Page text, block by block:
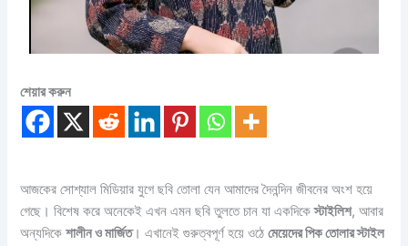
শেয়ার করুন
আজকের সোশ্যাল মিডিয়ার যুগে ছবি তোলা যেন আমাদের দৈনন্দিন জীবনের অংশ হয়ে
গেছে। বিশেষ করে অনেকেই এখন এমন ছবি তুলতে চান যা একদিকেস্টাইলিশ, আবার
অন্যদিকেশালীন ও মার্জিত। এখানেই গুরুত্বপূর্ণ হয়ে ওঠেমেয়েদের পিক তোলার স্টাইল